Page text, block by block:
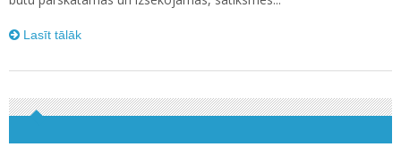
Lasīt tālāk